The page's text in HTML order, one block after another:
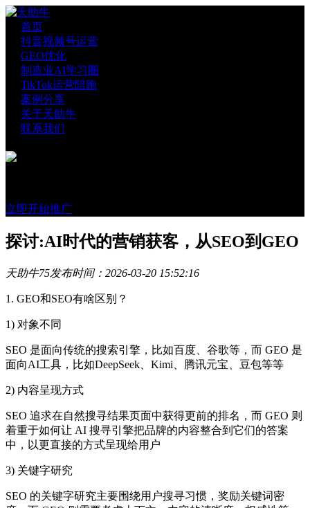
首页
抖音视频号运营
GEO优化
制造业AI学习圈
TikTok运营陪跑
案例分享
关于天助牛
联系我们
立即开始推广
探讨:AI时代的营销获客，从SEO到GEO
天助牛75发布时间：2026-03-20 15:52:16
1. GEO和SEO有啥区别？
1) 对象不同
SEO 是面向传统的搜索引擎，比如百度、谷歌等，而 GEO 是
面向AI工具，比如DeepSeek、Kimi、腾讯元宝、豆包等等
2) 内容呈现方式
SEO 追求在自然搜寻结果页面中获得更前的排名，而 GEO 则
着重于如何让 AI 搜寻引擎把品牌的内容整合到它们的答案
中，以更直接的方式呈现给用户
3) 关键字研究
SEO 的关键字研究主要围绕用户搜寻习惯，奖励关键词密